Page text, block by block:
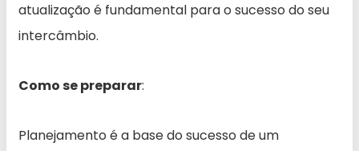
atualização é fundamental para o sucesso do seu
intercâmbio.
Como se preparar:
Planejamento é a base do sucesso de um